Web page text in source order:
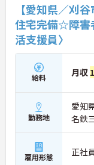
【愛知県／刈
住宅完備☆障害
活支援員〉
給料 月収
勤務地
愛知
名鉄
雇用形態 正社